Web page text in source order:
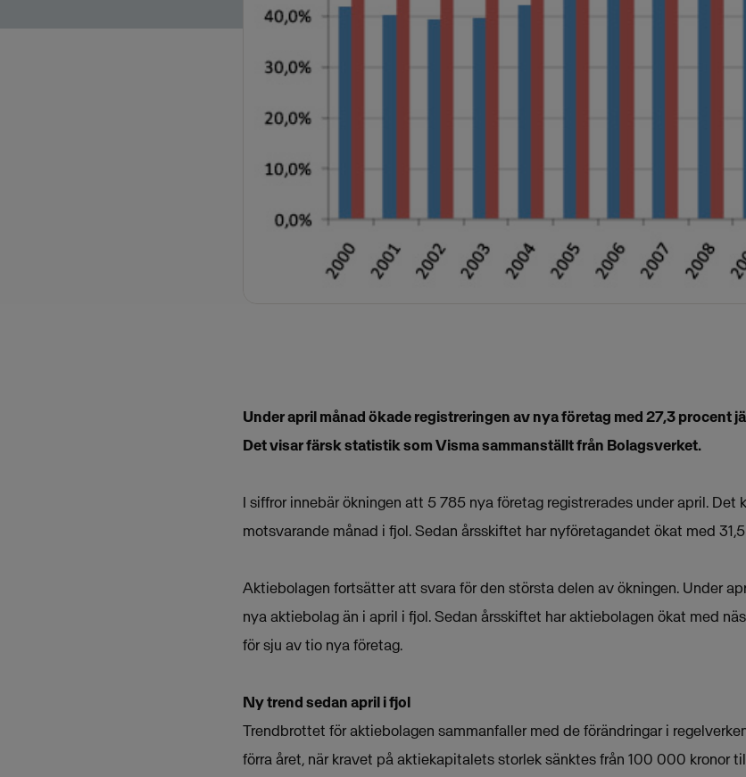
Under april månad ökade registreringen av nya företag med 27,3 procent
Det visar färsk statistik som Visma sammanställt från Bolagsverket.
I siffror innebär ökningen att 5 785 nya företag registrerades under april. Det
motsvarande månad i fjol. Sedan årsskiftet har nyföretagandet ökat med
Aktiebolagen fortsätter att svara för den största delen av ökningen. Under
nya aktiebolag än i april i fjol. Sedan årsskiftet har aktiebolagen ökat med
för sju av tio nya företag.
Ny trend sedan april i fjol
Trendbrottet för aktiebolagen sammanfaller med de förändringar i
förra året, när kravet på aktiekapitalets storlek sänktes från 100 000 kronor